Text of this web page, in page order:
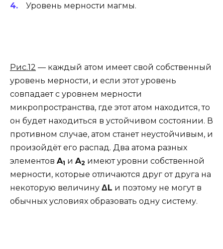
Уровень мерности магмы.
Рис.12 — каждый атом имеет свой собственный
уровень мерности, и если этот уровень
совпадает с уровнем мерности
микропространства, где этот атом находится, то
он будет находиться в устойчивом состоянии. В
противном случае, атом станет неустойчивым, и
произойдёт его распад. Два атома разных
элементов A1 и A2 имеют уровни собственной
мерности, которые отличаются друг от друга на
некоторую величину ΔL и поэтому не могут в
обычных условиях образовать одну систему.